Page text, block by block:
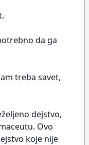
da ga
treba savet,
dejstvo,
Ovo
koje nije